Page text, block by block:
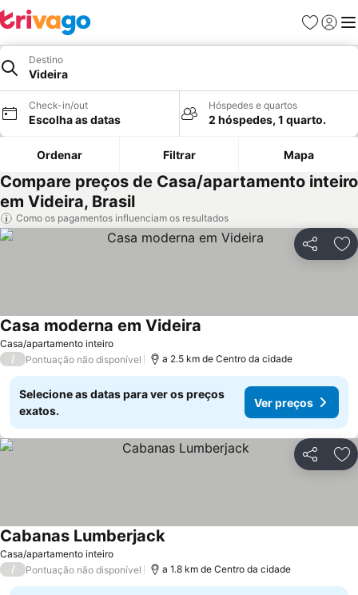
Favoritos
Iniciar
Destino
Videira
Check-in/out
Escolha as datas
Hóspedes e quartos
2 hóspedes, 1 quarto.
Ordenar Filtrar Mapa
Compare preços de Casa/apartamento inteiro
em Videira, Brasil
Como os pagamentos influenciam os resultados
Partilhar
Casa/apartamento inteiro
Casa moderna em Videira
/ Pontuação não disponível a 2.5 km de Centro da cidade
Selecione as datas para ver os preços
exatos.
Ver preços
Partilhar
Casa/apartamento inteiro
Cabanas LumberjackVer preços
/ Pontuação não disponível a 1.8 km de Centro da cidade